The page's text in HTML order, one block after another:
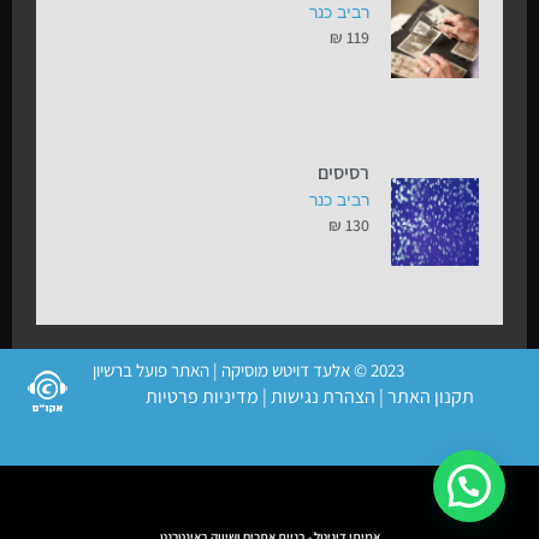
רביב כנר
₪ 119
רסיסים
רביב כנר
₪ 130
2023 © אלעד דויטש מוסיקה | האתר פועל ברשיון
תקנון האתר| הצהרת נגישות| מדיניות פרטיות